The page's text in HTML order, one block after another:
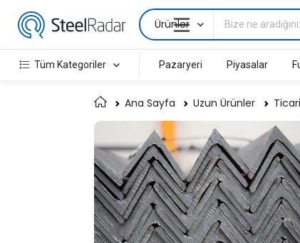
Ürünler
Tüm Kategoriler Pazaryeri Piyasalar
Ana Sayfa Uzun Ürünler